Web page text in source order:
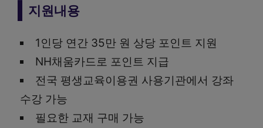
지원내용
1인당 연간 35만 원 상당 포인트 지원
NH채움카드로 포인트 지급
전국 평생교육이용권 사용기관에서 강좌
수강 가능
필요한 교재 구매 가능